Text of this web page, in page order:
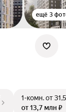
ещё 3
1-комн.от
от 13,7 млн ₽